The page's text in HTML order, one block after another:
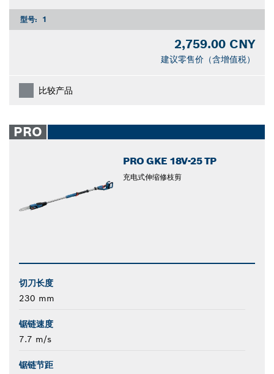
型号: 1
2,759.00 CNY
建议零售价（含增值税）
比较产品
PRO
PRO GKE 18V-25 TP
充电式伸缩修枝剪
切刀长度
230 mm
锯链速度
7.7 m/s
锯链节距